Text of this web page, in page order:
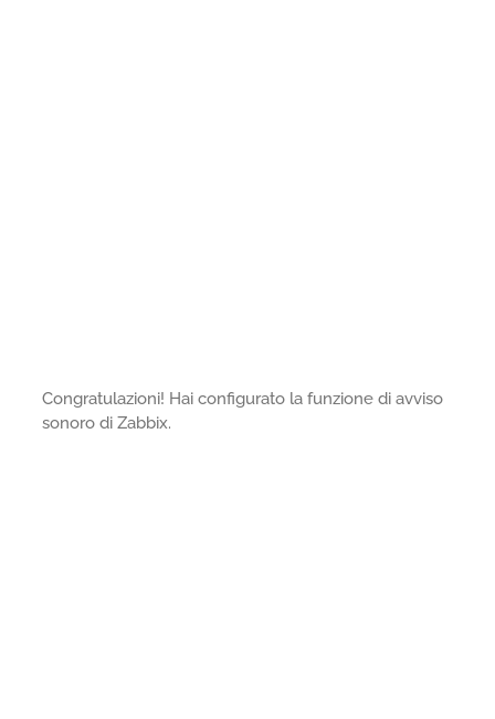
Congratulazioni! Hai configurato la funzione di avviso
sonoro di Zabbix.